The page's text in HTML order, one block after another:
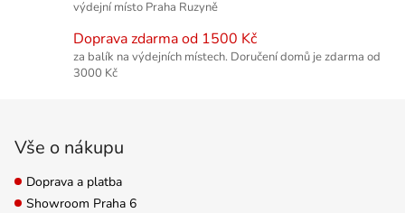
výdejní místo Praha Ruzyně
Doprava zdarma od 1500 Kč
za balík na výdejních místech. Doručení domů je zdarma od
3000 Kč
Vše o nákupu
Doprava a platba
Showroom Praha 6